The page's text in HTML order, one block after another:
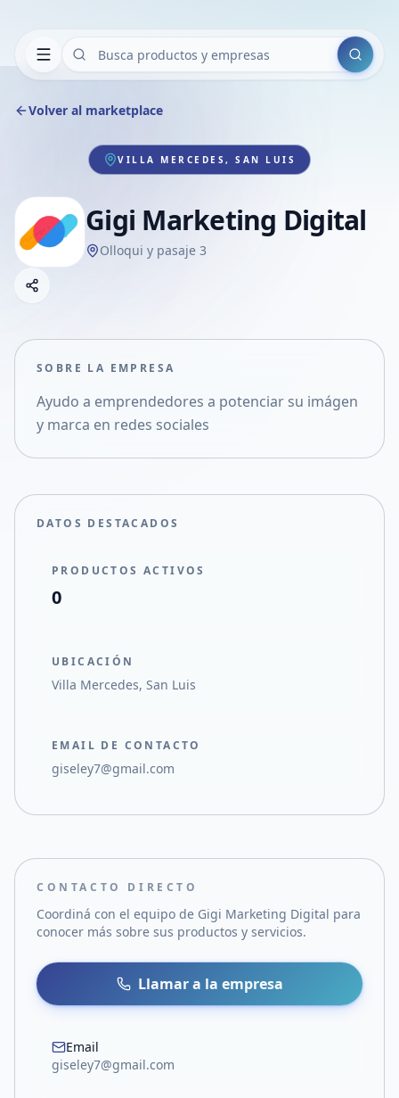
Buscar
Volver al marketplace
VILLA MERCEDES, SAN LUIS
Gigi Marketing Digital
Olloqui y pasaje 3
Compartir empresa
Compartir en X
SOBRE LA EMPRESA
Ayudo a emprendedores a potenciar su imágen
y marca en redes sociales
DATOS DESTACADOS
PRODUCTOS ACTIVOS
0
UBICACIÓN
Villa Mercedes, San Luis
EMAIL DE CONTACTO
giseley7@gmail.com
CONTACTO DIRECTO
Coordiná con el equipo de Gigi Marketing Digital para
conocer más sobre sus productos y servicios.
Llamar a la empresa
Email
giseley7@gmail.com